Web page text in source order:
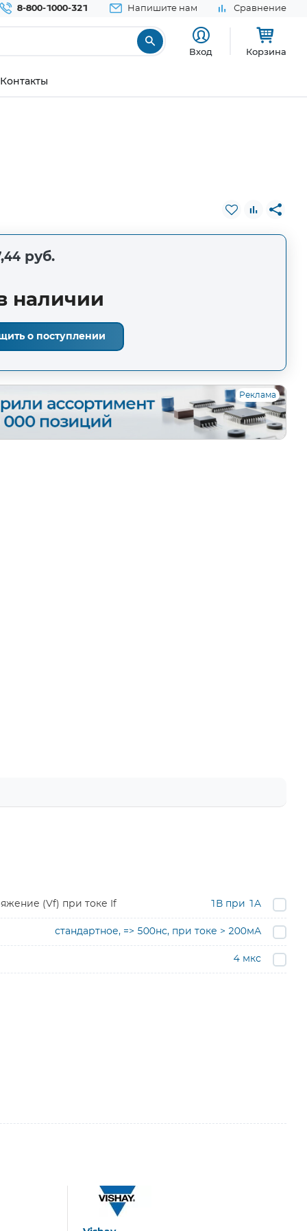
8-800-1000-321 Напишите нам Сравнение
Вход Корзина
Контакты
руб.
наличии
о поступлении
Реклама
(Vf) при токе If 1В при 1A
стандартное, => 500нс, при токе > 200мА
4 мкс